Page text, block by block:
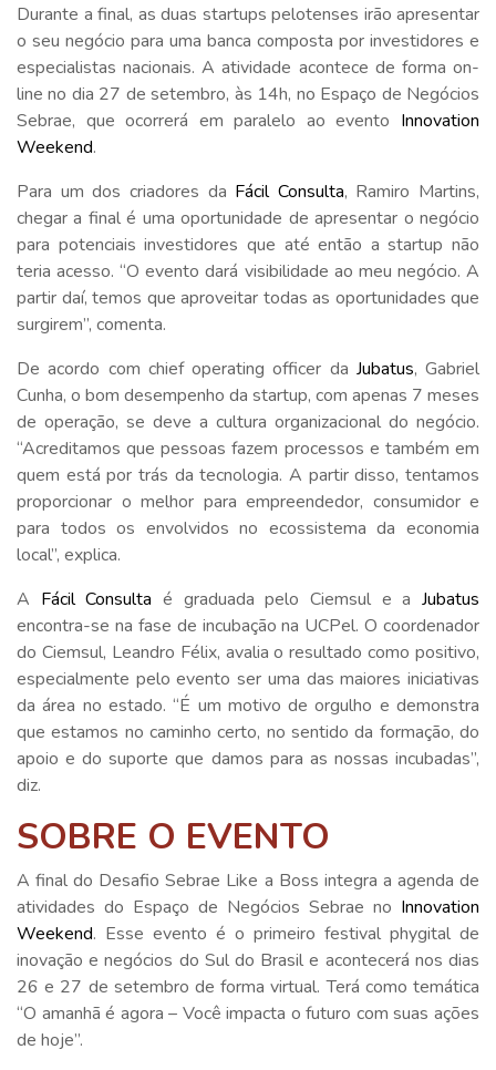
Durante a final, as duas startups pelotenses irão apresentar
o seu negócio para uma banca composta por investidores e
especialistas nacionais. A atividade acontece de forma on-
line no dia 27 de setembro, às 14h, no Espaço de Negócios
Sebrae, que ocorrerá em paralelo ao evento Innovation
Weekend.
Para um dos criadores da Fácil Consulta, Ramiro Martins,
chegar a final é uma oportunidade de apresentar o negócio
para potenciais investidores que até então a startup não
teria acesso. “O evento dará visibilidade ao meu negócio. A
partir daí, temos que aproveitar todas as oportunidades que
surgirem”, comenta.
De acordo com chief operating officer da Jubatus, Gabriel
Cunha, o bom desempenho da startup, com apenas 7 meses
de operação, se deve a cultura organizacional do negócio.
“Acreditamos que pessoas fazem processos e também em
quem está por trás da tecnologia. A partir disso, tentamos
proporcionar o melhor para empreendedor, consumidor e
para todos os envolvidos no ecossistema da economia
local”, explica.
A Fácil Consulta é graduada pelo Ciemsul e aJubatus
encontra-se na fase de incubação na UCPel. O coordenador
do Ciemsul, Leandro Félix, avalia o resultado como positivo,
especialmente pelo evento ser uma das maiores iniciativas
da área no estado. “É um motivo de orgulho e demonstra
que estamos no caminho certo, no sentido da formação, do
apoio e do suporte que damos para as nossas incubadas”,
diz.
SOBRE O EVENTO
A final do Desafio Sebrae Like a Boss integra a agenda de
atividades do Espaço de Negócios Sebrae no Innovation
Weekend. Esse evento é o primeiro festival phygital de
inovação e negócios do Sul do Brasil e acontecerá nos dias
26 e 27 de setembro de forma virtual. Terá como temática
“O amanhã é agora – Você impacta o futuro com suas ações
de hoje”.